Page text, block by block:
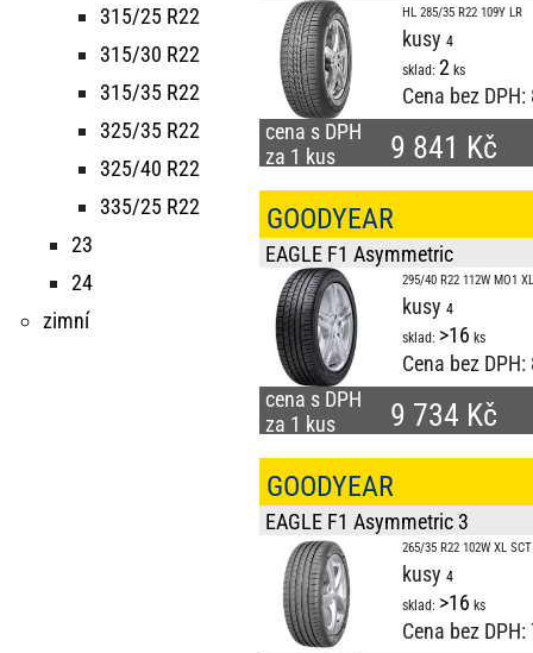
HL 285/35 R22 109Y LR
kusy
sklad: 2 ks
Cena bez DPH:
cena s DPH
za 1 kus
9 841 Kč
GOODYEAR
EAGLE F1 Asymmetric
295/40 R22 112W MO1
kusy
sklad: >16 ks
Cena bez DPH:
cena s DPH
za 1 kus
9 734 Kč
GOODYEAR
EAGLE F1 Asymmetric 3
265/35 R22 102W XL
kusy
sklad: >16 ks
Cena bez DPH:
315/25 R22
315/30 R22
315/35 R22
325/35 R22
325/40 R22
335/25 R22
23
24
zimní